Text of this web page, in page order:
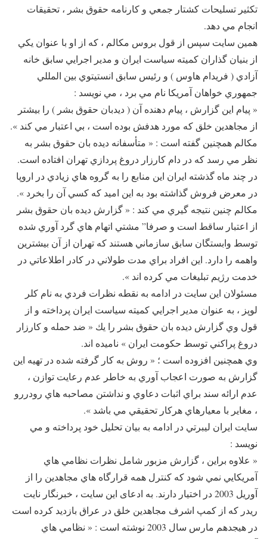
تكثير تسليحات كشتار جمعي و كارنامه حقوق بشر ، تحقيقات
انجام مي دهد.
همين سايت سپس از قول بروس مكالم ، كه از او با عنوان يكي
از بنيان گذاران كميته سياست ايران و مدير اجرايي سابق خانه
آزادي ( فريدام هاوس ) و رئيس سابق انستيتوي بين المللي
جمهوري خواهان آمريكا نام مي برد ، مي نويسد :
« پيام اين گزارش ، پيام دهنده آن ( ديدبان حقوق بشر ) را بيشتر
از مجاهدين خلق كه مورد هدفش بوده است ، بي اعتبار مي كند ».
مكالم همچنين گفته است : « متأسفانه ديده بان حقوق بشر به
نظر مي رسد كه در دام كارزار دروغ پردازي تهران افتاده است.
در چند ماه گذشته ايران اين منابع را به گروه هاي زيادي در اروپا
در معرض فروش گذاشته بود به اين اميد كه كسي آن را بخرد ».
مكالم چنين نتيجه گيري مي كند : « گزارش ديده بان حقوق بشر
از اعتبار ساقط است و صرفا” مشتي اتهام هاي گرد آوري شده
توسط وابستگان سابق سازماني هستند كه تهران از آن بيشترين
واهمه را دارد. اين افراد براي مدت طولاني در كادر اطلاعاتي در
خدمت رژيم تبليغات مي كرده اند ».
مسئولان اين سايت در ادامه به نقطه نظرات فردي به نام كلر
لوپز ، به عنوان مدير اجرايي كميته سياست ايران پرداخته و از
قول وي گزارش ديده بان حقوق بشر را يك « ضد حمله و كارزار
دروغ پراكني توسط حكومت ايران » ناميده اند.
وي همچنين افزوده است ؛ « روش به كار گرفته شده در تهيه اين
گزارش به صورت اعجاب آوري به خاطر عدم رعايت توازن ،
عدم ارائه سند براي اثبات دعاوي و نداشتن مصاحبه هاي رودررو
، مغاير با معيارهاي هركار تحقيقي مي باشد ».
سايت ايران ليبرتي در ادامه به بيان تحليل خود پرداخته و مي
نويسد :
« علاوه براين ، گزارش مزبور شامل نظرات نظامي هاي
آمريكايي نمي شود كه كنترل همه قرارگاه هاي مجاهدين را از
آوريل 2003 در اختیار دارند. به ادعای این سایت ، خبرنگار نایت
ریدر که از کمپ اشرف مجاهدین خلق در عراق بازدید کرده است
در هیجدهم مارس سال 2003 نوشته است : « نظامي هاي